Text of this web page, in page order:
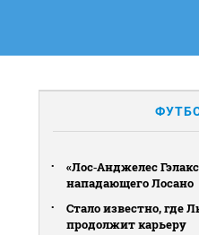
«Лос‑Анджелес
нападающего Лосано
Стало известно, где
продолжит карьеру